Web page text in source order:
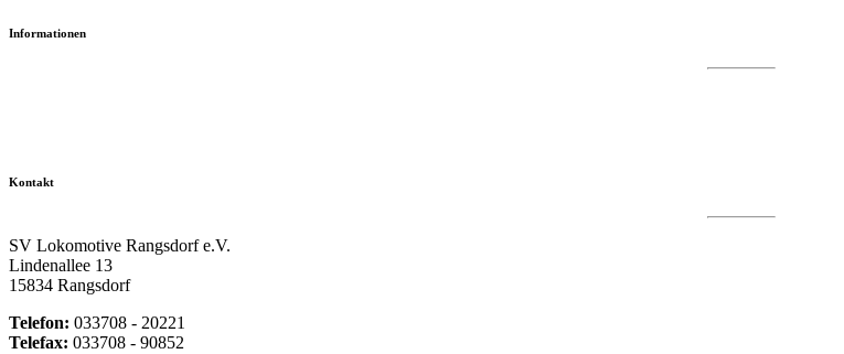
Informationen
Kontakt
SV Lokomotive Rangsdorf e.V.
Lindenallee 13
15834 Rangsdorf
Telefon: 033708 - 20221
Telefax: 033708 - 90852